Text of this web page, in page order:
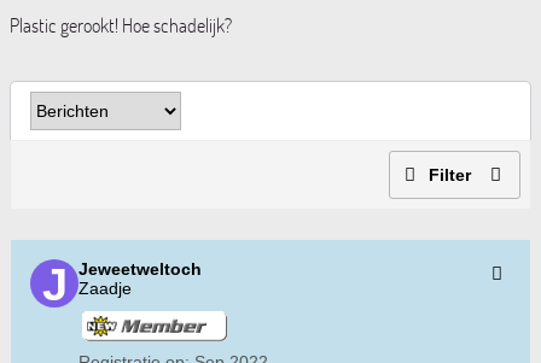
Plastic gerookt! Hoe schadelijk?
Filter
Jeweetweltoch
Zaadje